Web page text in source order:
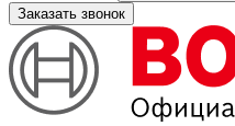
Заказать звонок